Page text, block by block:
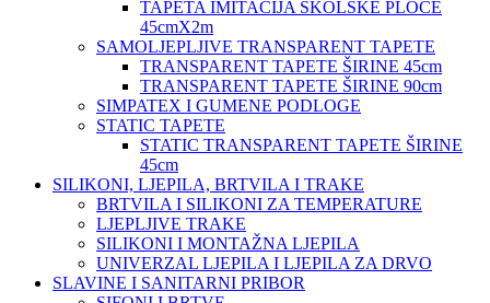
TAPETA IMITACIJA ŠKOLSKE PLOČE
45cmX2m
SAMOLJEPLJIVE TRANSPARENT TAPETE
TRANSPARENT TAPETE ŠIRINE 45cm
TRANSPARENT TAPETE ŠIRINE 90cm
SIMPATEX I GUMENE PODLOGE
STATIC TAPETE
STATIC TRANSPARENT TAPETE ŠIRINE
45cm
SILIKONI, LJEPILA, BRTVILA I TRAKE
BRTVILA I SILIKONI ZA TEMPERATURE
LJEPLJIVE TRAKE
SILIKONI I MONTAŽNA LJEPILA
UNIVERZAL LJEPILA I LJEPILA ZA DRVO
SLAVINE I SANITARNI PRIBOR